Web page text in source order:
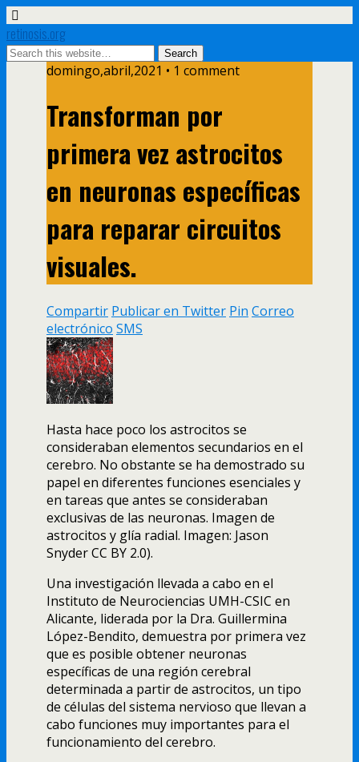
retinosis.org
domingo,abril,2021 • 1 comment
Transforman por
primera vez astrocitos
en neuronas específicas
para reparar circuitos
visuales.
Compartir Publicar en Twitter Pin Correo
electrónico SMS
Hasta hace poco los astrocitos se
consideraban elementos secundarios en el
cerebro. No obstante se ha demostrado su
papel en diferentes funciones esenciales y
en tareas que antes se consideraban
exclusivas de las neuronas. Imagen de
astrocitos y glía radial. Imagen: Jason
Snyder CC BY 2.0).
Una investigación llevada a cabo en el
Instituto de Neurociencias UMH-CSIC en
Alicante, liderada por la Dra. Guillermina
López-Bendito, demuestra por primera vez
que es posible obtener neuronas
específicas de una región cerebral
determinada a partir de astrocitos, un tipo
de células del sistema nervioso que llevan a
cabo funciones muy importantes para el
funcionamiento del cerebro.